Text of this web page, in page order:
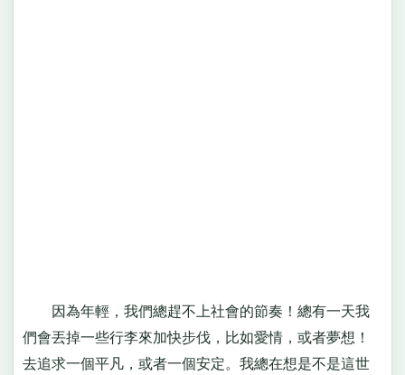
因為年輕，我們總趕不上社會的節奏！總有一天我
們會丟掉一些行李來加快步伐，比如愛情，或者夢想！
去追求一個平凡，或者一個安定。我總在想是不是這世